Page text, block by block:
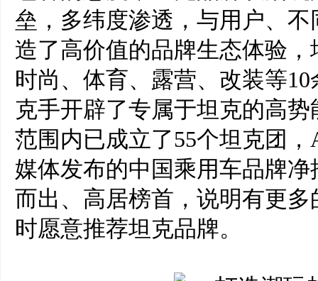
垒 ，多纬度渗透 ，与用户、
造了高价值的品牌生态体验
时尚、体育、露营、改装等10
克手开辟了专属于坦克的高
范围内已成立了55个坦克团，
媒体发布的中国乘用车品牌
而出、高居榜首，说明有更
时愿意推荐坦克品牌。